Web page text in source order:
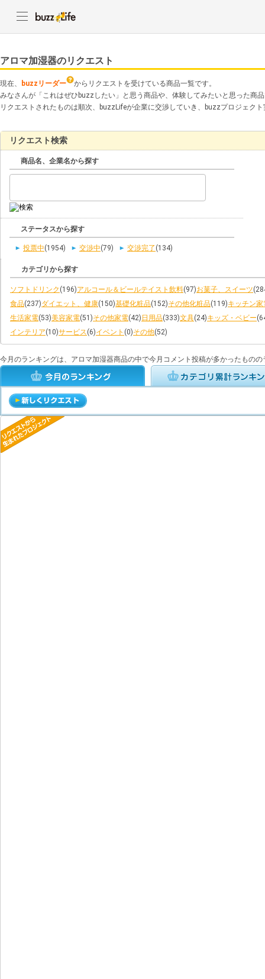
アロマ加湿器のリクエスト
現在、 buzzリーダー
からリクエストを受けている商品一覧です。
みなさんが「これはぜひbuzzしたい」と思う商品や、体験してみたいと思った商
リクエストされたものは順次、buzzLifeが企業に交渉していき、buzzプロジェク
リクエスト検索
商品名、企業名から探す
ステータスから探す
投票中(1954) 交渉中(79) 交渉完了 (134)
カテゴリから探す
ソフトドリンク (196)アルコール＆ビールテイスト飲料(97)お菓子、スイーツ
食品(237)ダイエット、健康(150)基礎化粧品(152)その他化粧品(119)キッチン家
生活家電(53)美容家電(51)その他家電(42) 日用品(333)文具(24)キッズ・ベビー
インテリア(10)サービス(6)イベント (0)その他(52)
今月のランキングは、アロマ加湿器商品の中で今月コメント投稿が多かったもの